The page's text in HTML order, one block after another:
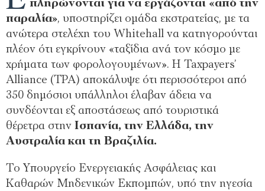
πληρώνονται για να εργάζονται «από την
παραλία», υποστηρίζει ομάδα εκστρατείας, με τα
ανώτερα στελέχη του Whitehall να κατηγορούνται
πλέον ότι εγκρίνουν «ταξίδια ανά τον κόσμο με
χρήματα των φορολογουμένων». Η Taxpayers’
Alliance (TPA) αποκάλυψε ότι περισσότεροι από
350 δημόσιοι υπάλληλοι έλαβαν άδεια να
συνδέονται εξ αποστάσεως από τουριστικά
θέρετρα στην Ισπανία, την Ελλάδα, την
Αυστραλία και τη Βραζιλία.
Το Υπουργείο Ενεργειακής Ασφάλειας και
Καθαρών Μηδενικών Εκπομπών, υπό την ηγεσία